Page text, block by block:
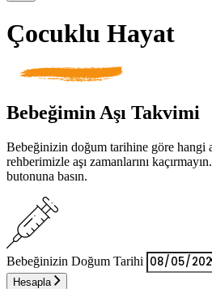
Çocuklu Hayat
Bebeğimin Aşı Takvimi
Bebeğinizin doğum tarihine göre hangi
rehberimizle aşı zamanlarını
butonuna basın.
Bebeğinizin Doğum Tarihi
Hesapla